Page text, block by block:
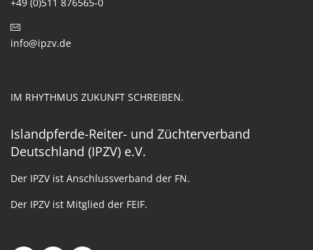
info@ipzv.de
IM RHYTHMUS ZUKUNFT SCHREIBEN.
Islandpferde-Reiter- und Züchterverband
Deutschland (IPZV) e.V.
Der IPZV ist Anschlussverband der FN.
Der IPZV ist Mitglied der FEIF.